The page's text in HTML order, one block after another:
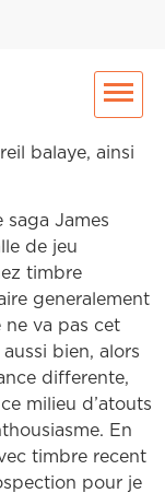
balaye, ainsi
saga James
de jeu
timbre
generalement
ne va pas cet
bien, alors
differente,
milieu d’atouts
En
timbre recent
pour je